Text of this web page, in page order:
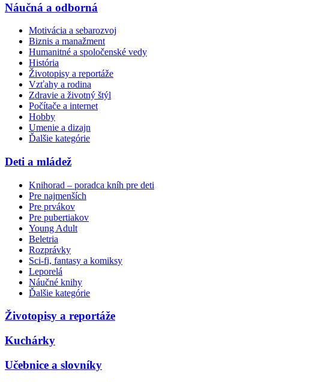
Náučná a odborná
Motivácia a sebarozvoj
Biznis a manažment
Humanitné a spoločenské vedy
História
Životopisy a reportáže
Vzťahy a rodina
Zdravie a životný štýl
Počítače a internet
Hobby
Umenie a dizajn
Ďalšie kategórie
Deti a mládež
Knihorad – poradca kníh pre deti
Pre najmenších
Pre prvákov
Pre pubertiakov
Young Adult
Beletria
Rozprávky
Sci-fi, fantasy a komiksy
Leporelá
Náučné knihy
Ďalšie kategórie
Životopisy a reportáže
Kuchárky
Učebnice a slovníky